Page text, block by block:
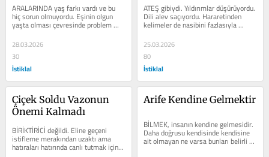
ARALARINDA yaş farkı vardı ve bu
hiç sorun olmuyordu. Eşinin olgun
yaşta olması çevresinde problem
yaşayacakları yönünde
yorumlanmıştı....
28.03.2026
30
İstiklal
ATEŞ gibiydi. Yıldırımlar düşürüyordu.
Dili alev saçıyordu. Hararetinden
kelimeler de nasibini fazlasıyla
alıyordu. Kuyular dolusu su...
25.03.2026
80
İstiklal
Çiçek Soldu Vazonun
Önemi Kalmadı
BİRİKTİRİCİ değildi. Eline geçeni
istifleme merakından uzaktı ama
hatıraları hatırında canlı tutmak için
Arife Kendine Gelmektir
BİLMEK, insanın kendine gelmesidir.
Daha doğrusu kendisinde kendisine
ait olmayan ne varsa bunları belirli
bir sıra ve kararlılıkla tahliye...